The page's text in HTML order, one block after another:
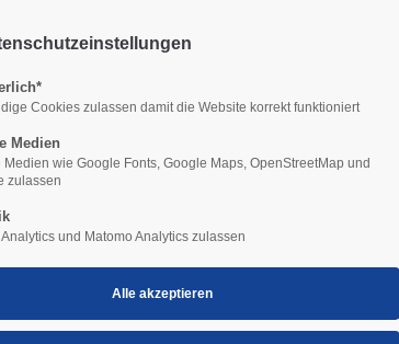
HOME
Cookies zulassen damit die Website korrekt funktioniert
Medien
Medien wie Google Fonts, Google Maps, OpenStreetMap und
zulassen
und Matomo Analytics zulassen